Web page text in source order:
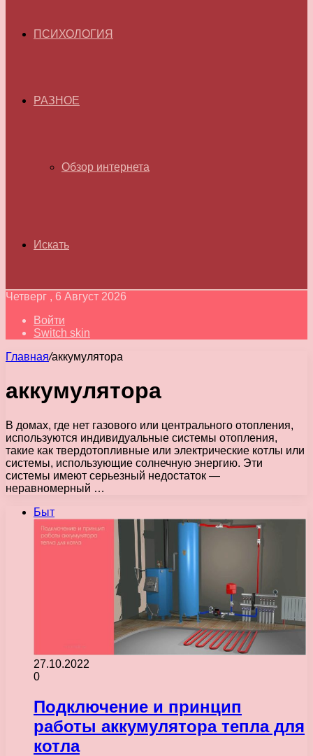
ПСИХОЛОГИЯ
РАЗНОЕ
Обзор интернета
Искать
Четверг , 6 Август 2026
Войти
Switch skin
Главная/аккумулятора
аккумулятора
В домах, где нет газового или центрального отопления,
используются индивидуальные системы отопления,
такие как твердотопливные или электрические котлы или
системы, использующие солнечную энергию. Эти
системы имеют серьезный недостаток —
неравномерный …
Быт
27.10.2022
0
Подключение и принцип
работы аккумулятора тепла для
котла